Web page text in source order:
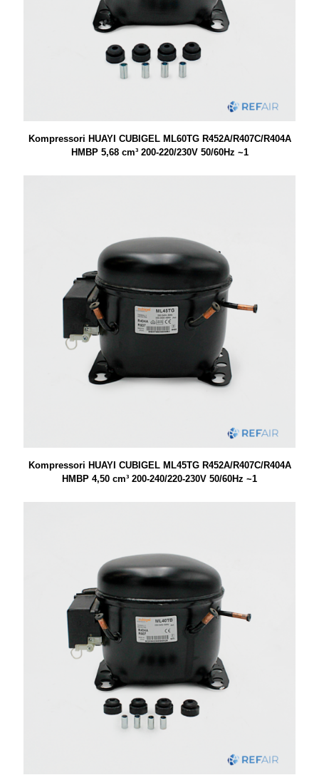
Kompressori HUAYI CUBIGEL ML60TG R452A/R407C/R404A
HMBP 5,68 cm³ 200-220/230V 50/60Hz ~1
Kompressori HUAYI CUBIGEL ML45TG R452A/R407C/R404A
HMBP 4,50 cm³ 200-240/220-230V 50/60Hz ~1